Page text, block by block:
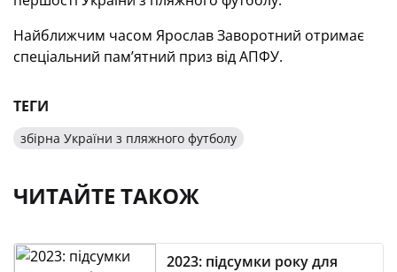
Найближчим часом Ярослав Заворотний отримає
спеціальний памʼятний приз від АПФУ.
ТЕГИ
збірна України з пляжного футболу
ЧИТАЙТЕ ТАКОЖ
2023: підсумки року для